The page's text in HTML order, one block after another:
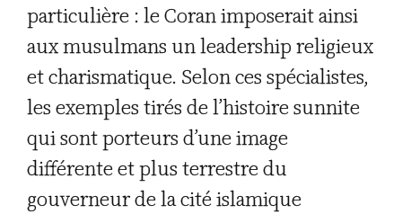
particulière : le Coran imposerait ainsi
aux musulmans un leadership religieux
et charismatique. Selon ces spécialistes,
les exemples tirés de l’histoire sunnite
qui sont porteurs d’une image
différente et plus terrestre du
gouverneur de la cité islamique